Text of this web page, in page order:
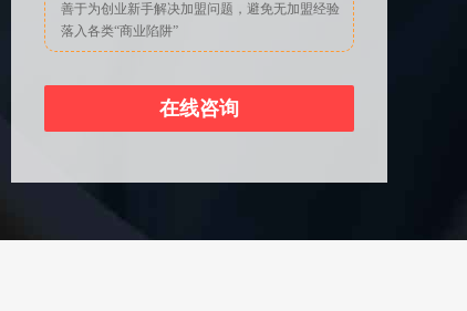
善于为创业新手解决加盟问题，避免无加盟经验
落入各类“商业陷阱”
在线咨询